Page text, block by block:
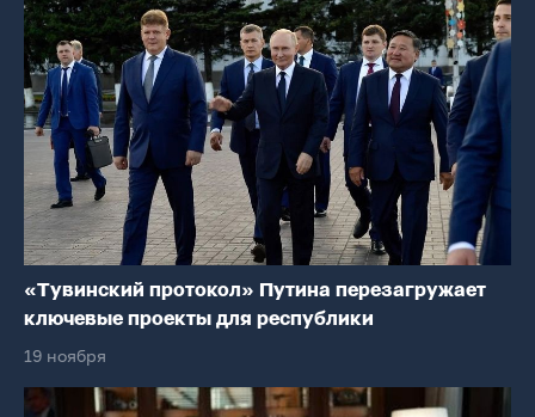
«Тувинский протокол» Путина перезагружает
ключевые проекты для республики
19 ноября